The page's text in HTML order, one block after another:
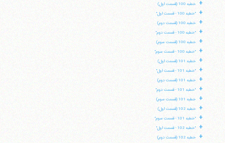
+ خطبه 100 (قسمت اول)
+ "خطبه 100 - قسمت اول"
+ خطبه 100 (قسمت دوم)
+ "خطبه 100 - قسمت دوم"
+ خطبه 100 (قسمت سوم)
+ "خطبه 100 - قسمت سوم"
+ خطبه 101 (قسمت اول)
+ "خطبه 101 - قسمت اول"
+ خطبه 101 (قسمت دوم)
+ "خطبه 101 - قسمت دوم"
+ خطبه 101 (قسمت سوم)
+ خطبه 102 (قسمت اول)
+ "خطبه 101 - قسمت سوم"
+ "خطبه 102 - قسمت اول"
+ خطبه 102 (قسمت دوم)